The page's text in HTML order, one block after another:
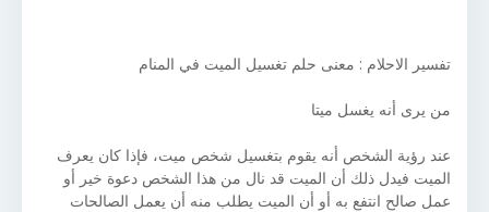
تفسير الاحلام : معنى حلم تغسيل الميت في المنام
من يرى أنه يغسل ميتا
عند رؤية الشخص أنه يقوم بتغسيل شخص ميت، فإذا كان يعرف
الميت فيدل ذلك أن الميت قد نال من هذا الشخص دعوة خير أو
عمل صالح انتفع به أو أن الميت يطلب منه أن يعمل الصالحات